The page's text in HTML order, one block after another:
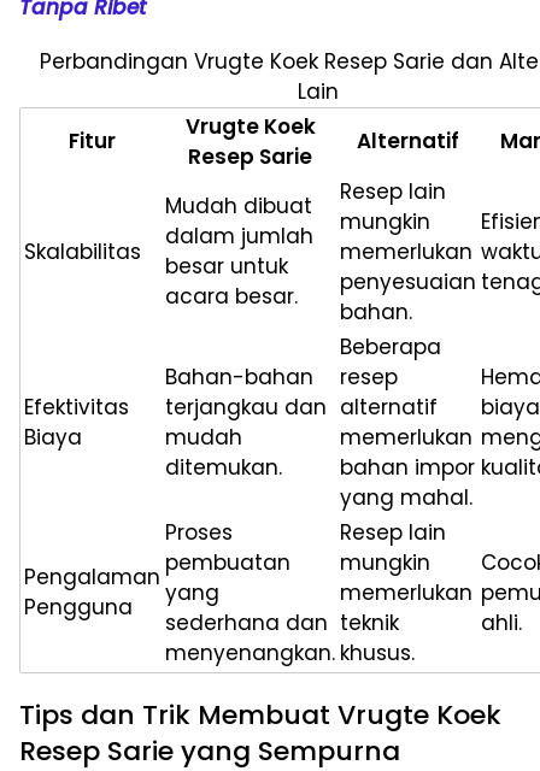
Tanpa Ribet
Perbandingan Vrugte Koek Resep Sarie dan
Lain
Fitur
Vrugte Koek
Resep Sarie
Alternatif
Skalabilitas
Mudah dibuat
dalam jumlah
besar untuk
acara besar.
Resep lain
mungkin
memerlukan
penyesuaian
bahan.
Efektivitas
Biaya
Bahan-bahan
terjangkau dan
mudah
ditemukan.
Beberapa
resep
alternatif
memerlukan
bahan impor
yang mahal.
Pengalaman
Pengguna
Proses
pembuatan
yang
sederhana dan
menyenangkan.
Resep lain
mungkin
memerlukan
teknik
khusus.
ahli.
Tips dan Trik Membuat Vrugte Koek
Resep Sarie yang Sempurna